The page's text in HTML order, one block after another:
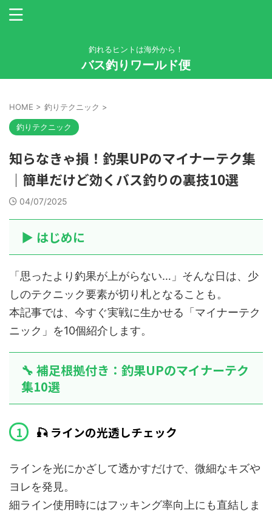
釣れるヒントは海外から！
バス釣りワールド便
HOME > 釣りテクニック >
釣りテクニック
知らなきゃ損！釣果UPのマイナーテク集
｜簡単だけど効くバス釣りの裏技10選
04/07/2025
▶ はじめに
「思ったより釣果が上がらない…」そんな日は、少
しのテクニック要素が切り札となることも。
本記事では、今すぐ実戦に生かせる「マイナーテク
ニック」を10個紹介します。
🔧 補足根拠付き：釣果UPのマイナーテク
集10選
🎣 ラインの光透しチェック
ラインを光にかざして透かすだけで、微細なキズや
ヨレを発見。
細ライン使用時にはフッキング率向上にも直結しま